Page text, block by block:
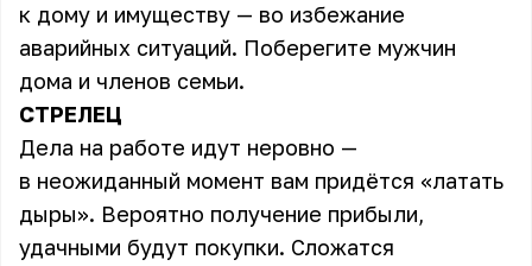
к дому и имуществу — во избежание
аварийных ситуаций. Поберегите мужчин
дома и членов семьи.
СТРЕЛЕЦ
Дела на работе идут неровно —
в неожиданный момент вам придётся «латать
дыры». Вероятно получение прибыли,
удачными будут покупки. Сложатся